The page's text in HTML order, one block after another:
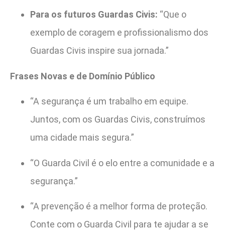
Para os futuros Guardas Civis: “Que o
exemplo de coragem e profissionalismo dos
Guardas Civis inspire sua jornada.”
Frases Novas e de Domínio Público
“A segurança é um trabalho em equipe.
Juntos, com os Guardas Civis, construímos
uma cidade mais segura.”
“O Guarda Civil é o elo entre a comunidade e a
segurança.”
“A prevenção é a melhor forma de proteção.
Conte com o Guarda Civil para te ajudar a se